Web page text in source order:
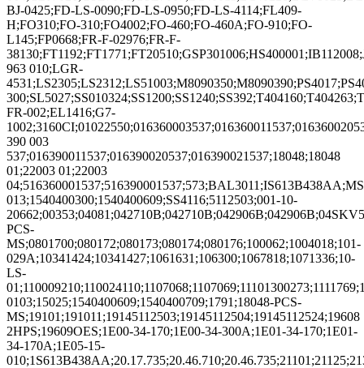
BJ-0425;FD-LS-0090;FD-LS-0950;FD-LS-4114;FL409-
H;FO310;FO-310;FO4002;FO-460;FO-460A;FO-910;FO-
L145;FP0668;FR-F-02976;FR-F-
963 010;LGR-
FR-002;EL1416;G7-
390 003
537;016390011537;016390020537;016390021537;18048;18048
01;22003 01;22003
013;1540400300;1540400609;SS4116;5112503;001-10-
PCS-
MS;0801700;080172;080173;080174;080176;100062;1004018;101-
029A;10341424;10341427;1061631;106300;1067818;1071336;10-
LS-
0103;15025;1540400609;1540400709;1791;18048-PCS-
MS;19101;191011;19145112503;19145112504;19145112524;19608
2HPS;19609OES;1E00-34-170;1E00-34-300A;1E01-34-170;1E01-
34-170A;1E05-15-